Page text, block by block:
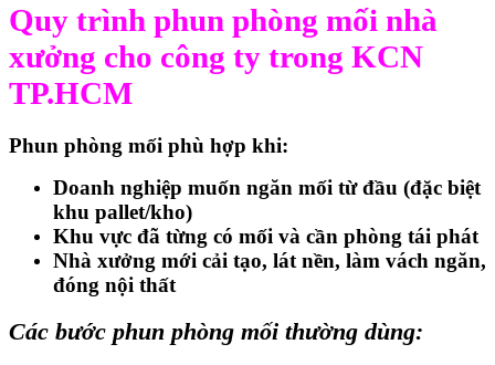
Quy trình phun phòng mối nhà
xưởng cho công ty trong KCN
TP.HCM
Phun phòng mối phù hợp khi:
Doanh nghiệp muốn ngăn mối từ đầu (đặc biệt
khu pallet/kho)
Khu vực đã từng có mối và cần phòng tái phát
Nhà xưởng mới cải tạo, lát nền, làm vách ngăn,
đóng nội thất
Các bước phun phòng mối thường dùng: